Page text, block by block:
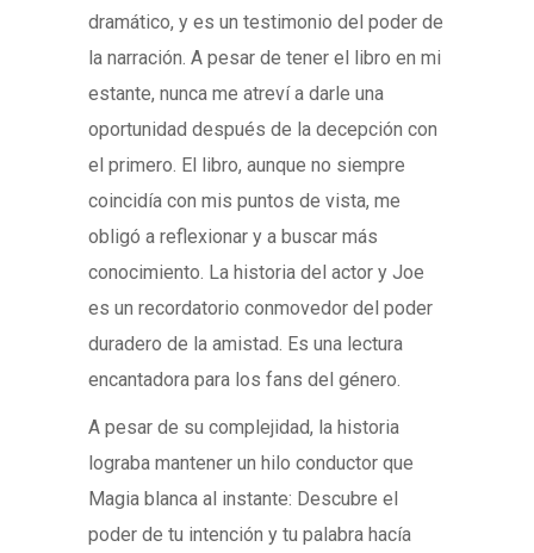
dramático, y es un testimonio del poder de
la narración. A pesar de tener el libro en mi
estante, nunca me atreví a darle una
oportunidad después de la decepción con
el primero. El libro, aunque no siempre
coincidía con mis puntos de vista, me
obligó a reflexionar y a buscar más
conocimiento. La historia del actor y Joe
es un recordatorio conmovedor del poder
duradero de la amistad. Es una lectura
encantadora para los fans del género.
A pesar de su complejidad, la historia
lograba mantener un hilo conductor que
Magia blanca al instante: Descubre el
poder de tu intención y tu palabra hacía